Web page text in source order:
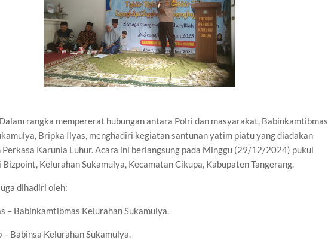
rangka mempererat hubungan antara Polri dan masyarakat, Babinkamtibmas
Bripka Ilyas, menghadiri kegiatan santunan yatim piatu yang diadakan
Perkasa Karunia Luhur. Acara ini berlangsung pada Minggu (29/12/2024) pukul
Kelurahan Sukamulya, Kecamatan Cikupa, Kabupaten Tangerang.
dihadiri oleh:
– Babinkamtibmas Kelurahan Sukamulya.
– Babinsa Kelurahan Sukamulya.